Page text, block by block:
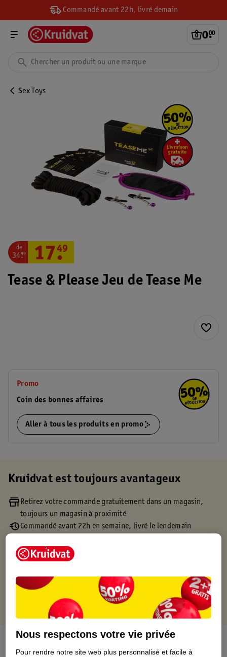
Commandé avant 22h, livré demain
0.
00
Sex Toys
Tease & Please Jeu de Tease Me
de
34.
99 17.
49
Promo
Coin des bonnes affaires
Aller à tous les produits en promo
Kruidvat est toujours avantageux
Retirez votre commande gratuitement dans un magasin,
toujours un magasin à proximité
Commandé avant 22h en semaine, livré le lendemain
livraison gratuite sur divers produits promotionnels
Retours gratuits dans un délai de 30 jours
Points gratuits avec ta carte Kruidvat
À propos de ce produit
Nous respectons votre vie privée
Pour rendre notre site web plus personnalisé et facile à